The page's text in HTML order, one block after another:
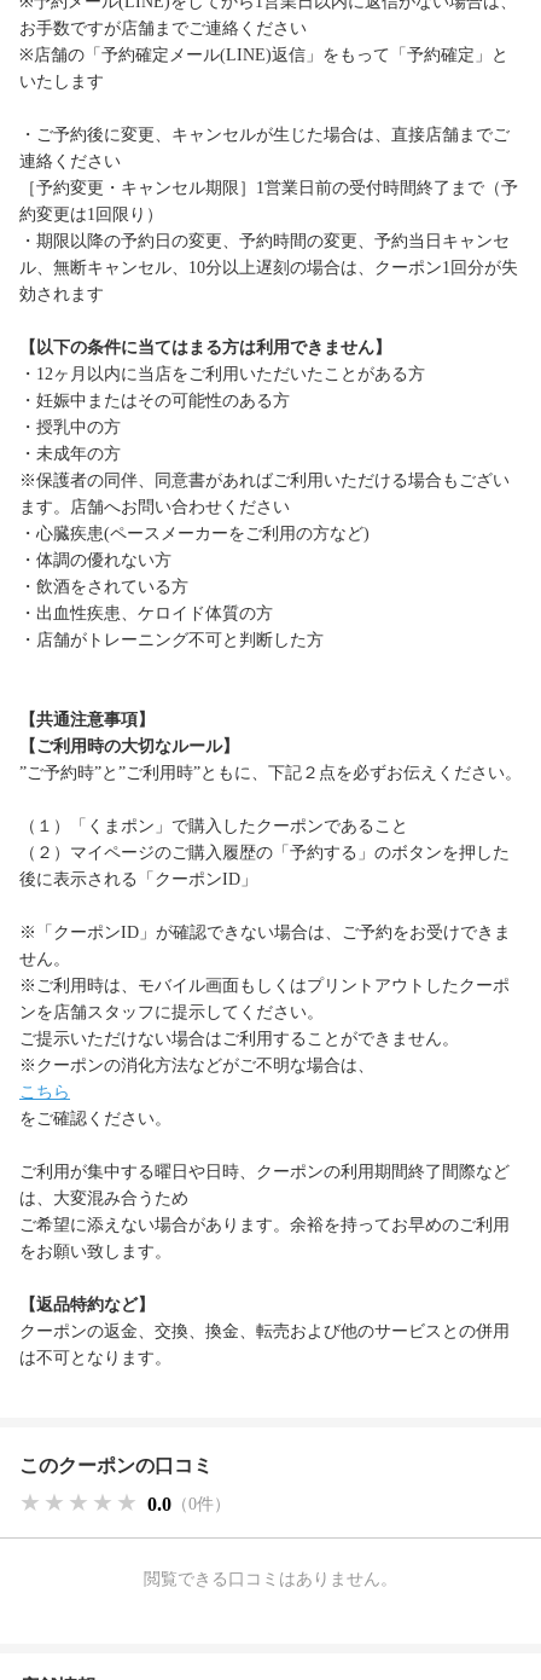
お手数ですが店舗までご連絡ください
※店舗の「予約確定メール(LINE)返信」をもって「予約確定」と
いたします
・ご予約後に変更、キャンセルが生じた場合は、直接店舗までご
連絡ください
［予約変更・キャンセル期限］1営業日前の受付時間終了まで（予
約変更は1回限り）
・期限以降の予約日の変更、予約時間の変更、予約当日キャンセ
ル、無断キャンセル、10分以上遅刻の場合は、クーポン1回分が失
効されます
【以下の条件に当てはまる方は利用できません】
・12ヶ月以内に当店をご利用いただいたことがある方
・妊娠中またはその可能性のある方
・授乳中の方
・未成年の方
※保護者の同伴、同意書があればご利用いただける場合もござい
ます。店舗へお問い合わせください
・心臓疾患(ペースメーカーをご利用の方など)
・体調の優れない方
・飲酒をされている方
・出血性疾患、ケロイド体質の方
・店舗がトレーニング不可と判断した方
【共通注意事項】
【ご利用時の大切なルール】
”ご予約時”と”ご利用時”ともに、下記２点を必ずお伝えください。
（１）「くまポン」で購入したクーポンであること
（２）マイページのご購入履歴の「予約する」のボタンを押した
後に表示される「クーポンID」
※「クーポンID」が確認できない場合は、ご予約をお受けできま
せん。
※ご利用時は、モバイル画面もしくはプリントアウトしたクーポ
ンを店舗スタッフに提示してください。
ご提示いただけない場合はご利用することができません。
※クーポンの消化方法などがご不明な場合は、
こちら
をご確認ください。
ご利用が集中する曜日や日時、クーポンの利用期間終了間際など
は、大変混み合うため
ご希望に添えない場合があります。余裕を持ってお早めのご利用
をお願い致します。
【返品特約など】
クーポンの返金、交換、換金、転売および他のサービスとの併用
は不可となります。
このクーポンの口コミ
★★★★★
★★★★★
★★★★★ 0.0 （0件）
閲覧できる口コミはありません。